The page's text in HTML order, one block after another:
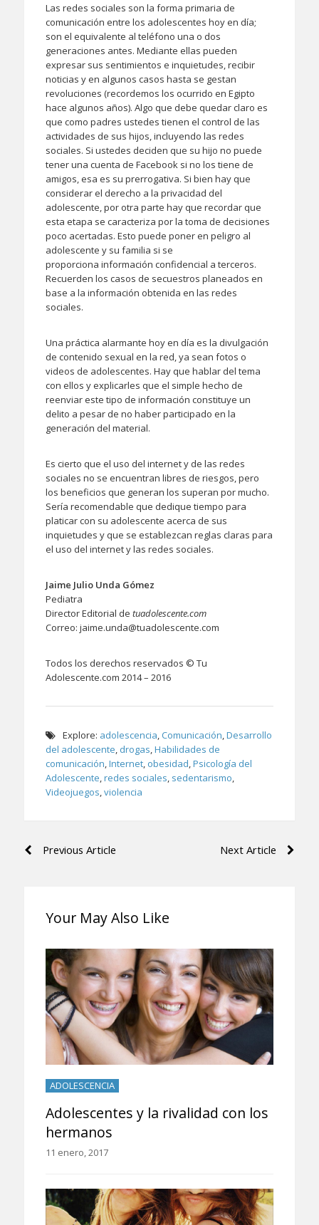
Las redes sociales son la forma primaria de
comunicación entre los adolescentes hoy en día;
son el equivalente al teléfono una o dos
generaciones antes. Mediante ellas pueden
expresar sus sentimientos e inquietudes, recibir
noticias y en algunos casos hasta se gestan
revoluciones (recordemos los ocurrido en Egipto
hace algunos años). Algo que debe quedar claro es
que como padres ustedes tienen el control de las
actividades de sus hijos, incluyendo las redes
sociales. Si ustedes deciden que su hijo no puede
tener una cuenta de Facebook si no los tiene de
amigos, esa es su prerrogativa. Si bien hay que
considerar el derecho a la privacidad del
adolescente, por otra parte hay que recordar que
esta etapa se caracteriza por la toma de decisiones
poco acertadas. Esto puede poner en peligro al
adolescente y su familia si se
proporciona información confidencial a terceros.
Recuerden los casos de secuestros planeados en
base a la información obtenida en las redes
sociales.
Una práctica alarmante hoy en día es la divulgación
de contenido sexual en la red, ya sean fotos o
videos de adolescentes. Hay que hablar del tema
con ellos y explicarles que el simple hecho de
reenviar este tipo de información constituye un
delito a pesar de no haber participado en la
generación del material.
Es cierto que el uso del internet y de las redes
sociales no se encuentran libres de riesgos, pero
los beneficios que generan los superan por mucho.
Sería recomendable que dedique tiempo para
platicar con su adolescente acerca de sus
inquietudes y que se establezcan reglas claras para
el uso del internet y las redes sociales.
Jaime Julio Unda Gómez
Pediatra
Director Editorial de tuadolescente.com
Correo: jaime.unda@tuadolescente.com
Todos los derechos reservados © Tu
Adolescente.com 2014 – 2016
Explore: adolescencia Comunicación Desarrollo
del adolescente drogas Habilidades de
comunicación Internet, obesidad Psicología del
Adolescente redes sociales sedentarismo
Videojuegos violencia
Navegación
Next Article
Previous Article
Your May Also Like
ADOLESCENCIA
Adolescentes y la rivalidad con los
hermanos
11 enero, 2017